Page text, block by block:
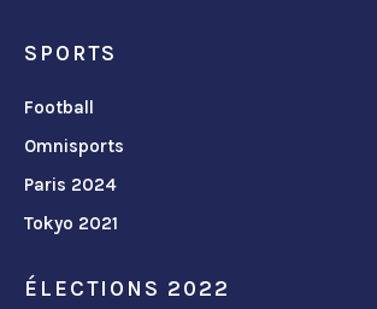
SPORTS
Football
Omnisports
Paris 2024
Tokyo 2021
ÉLECTIONS 2022